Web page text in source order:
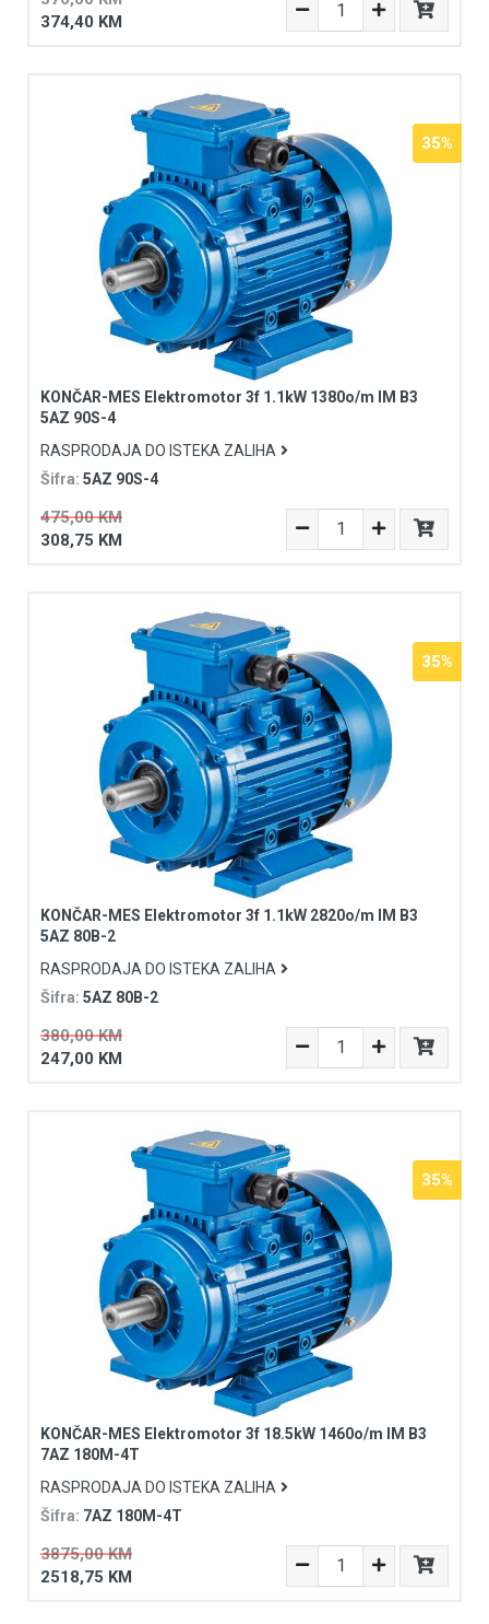
374,40 KM
KONČAR-MES Elektromotor 3f 1.1kW 1380o/m IM B3
5AZ 90S-4
RASPRODAJA DO ISTEKA ZALIHA
Šifra: 5AZ 90S-4
475,00 KM
35%
308,75 KM
KONČAR-MES Elektromotor 3f 1.1kW 2820o/m IM B3
5AZ 80B-2
RASPRODAJA DO ISTEKA ZALIHA
Šifra: 5AZ 80B-2
380,00 KM
35%
247,00 KM
KONČAR-MES Elektromotor 3f 18.5kW 1460o/m IM B3
7AZ 180M-4T
RASPRODAJA DO ISTEKA ZALIHA
Šifra: 7AZ 180M-4T
3875,00 KM
35%
2518,75 KM